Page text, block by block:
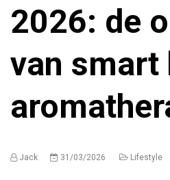
2026: de
van smart
Jack 31/03/2026 Lifestyle